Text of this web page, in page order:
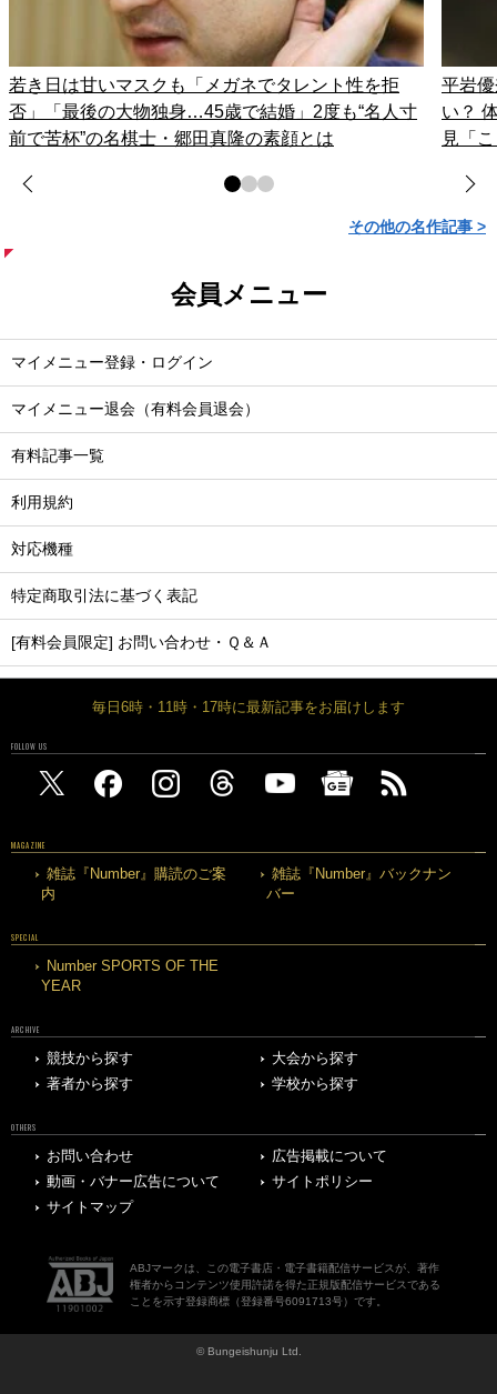
若き日は甘いマスクも「メガネでタレント性を拒
否」「最後の大物独身…45歳で結婚」2度も“名人寸
前で苦杯”の名棋士・郷田真隆の素顔とは
平岩
い？
見「
その他の名作記事 >
会員メニュー
マイメニュー登録・ログイン
マイメニュー退会（有料会員退会）
有料記事一覧
利用規約
対応機種
特定商取引法に基づく表記
[有料会員限定] お問い合わせ・Ｑ＆Ａ
毎日6時・11時・17時に最新記事をお届けします
FOLLOW US
MAGAZINE
雑誌『Number』購読のご案
内
雑誌『Number』バックナン
バー
SPECIAL
Number SPORTS OF THE
YEAR
ARCHIVE
競技から探す
大会から探す
著者から探す
学校から探す
OTHERS
お問い合わせ
広告掲載について
動画・バナー広告について
サイトポリシー
サイトマップ
ABJマークは、この電子書店・電子書籍配信サービスが、著作
権者からコンテンツ使用許諾を得た正規版配信サービスである
ことを示す登録商標（登録番号6091713号）です。
© Bungeishunju Ltd.